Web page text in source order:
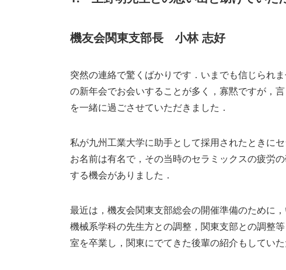
機友会関東支部長 小林 志好
突然の連絡で驚くばかりです．いまでも信じられ
の新年会でお会いすることが多く，寡黙ですが，
を一緒に過ごさせていただきました．
私が九州工業大学に助手として採用されたときに
お名前は有名で，その当時のセラミックスの疲労
する機会がありました．
最近は，機友会関東支部総会の開催準備のために
機械系学科の先生方との調整，関東支部との調整
室を卒業し，関東にでてきた後輩の紹介もしてい